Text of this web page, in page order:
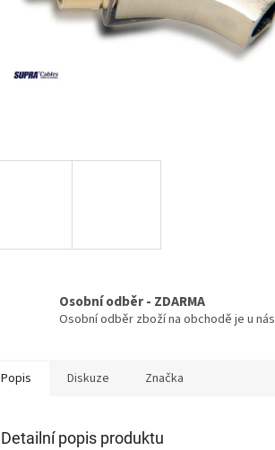
Osobní odběr - ZDARMA
Osobní odběr zboží na obchodě je u
Popis Diskuze Značka
Detailní popis produktu